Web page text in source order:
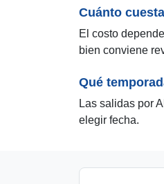
Cuánto
El costo
bien conviene
Qué
Las salidas por
elegir fecha.